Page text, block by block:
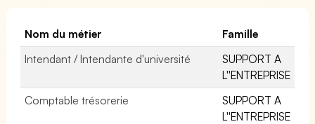
Nom du métier
Famille
Intendant / Intendante d'université
SUPPORT A
L''ENTREPRISE
Comptable trésorerie
SUPPORT A
L''ENTREPRISE